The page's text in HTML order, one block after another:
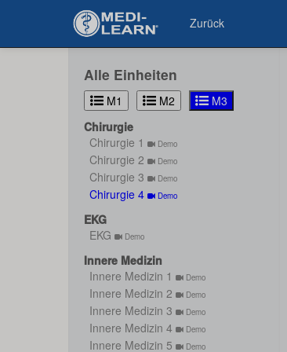
Zurück
Alle Einheiten
M1 M2
M3
Chirurgie
Chirurgie 1
Demo
Chirurgie 2 Demo
Chirurgie 3 Demo
Chirurgie 4 Demo
EKG
EKG
Demo
Innere Medizin
Innere Medizin 1
Demo
Innere Medizin 2 Demo
Innere Medizin 3 Demo
Innere Medizin 4 Demo
Innere Medizin 5 Demo